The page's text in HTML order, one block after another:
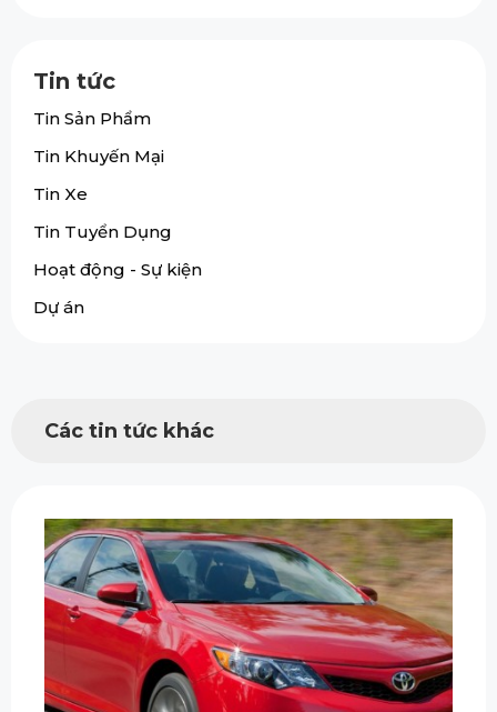
Tin tức
Tin Sản Phẩm
Tin Khuyến Mại
Tin Xe
Tin Tuyển Dụng
Hoạt động - Sự kiện
Dự án
Các tin tức khác